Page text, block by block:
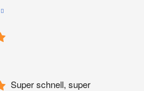
Super schnell, super